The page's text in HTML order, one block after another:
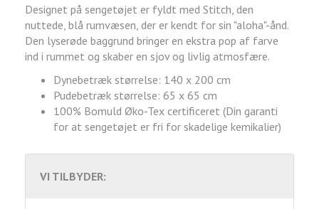
Designet på sengetøjet er fyldt med Stitch, den
nuttede, blå rumvæsen, der er kendt for sin "aloha"-ånd.
Den lyserøde baggrund bringer en ekstra pop af farve
ind i rummet og skaber en sjov og livlig atmosfære.
Dynebetræk størrelse: 140 x 200 cm
Pudebetræk størrelse: 65 x 65 cm
100% Bomuld Øko-Tex certificeret (Din garanti
for at sengetøjet er fri for skadelige kemikalier)
VI TILBYDER: